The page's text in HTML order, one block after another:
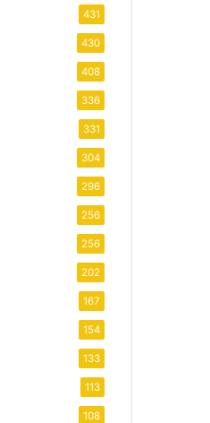
431
430
408
336
331
304
296
256
256
202
167
154
133
113
108